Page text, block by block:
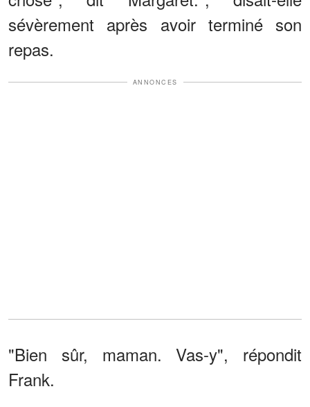
sévèrement après avoir terminé son
repas.
ANNONCES
"Bien sûr, maman. Vas-y", répondit
Frank.